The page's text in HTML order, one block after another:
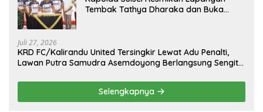
Tembak Tathya Dharaka dan Buka
Juli 27, 2026
KRD FC/Kalirandu United Tersingkir Lewat Adu Penalti,
Lawan Putra Samudra Asemdoyong Berlangsung Sengit
Selengkapnya